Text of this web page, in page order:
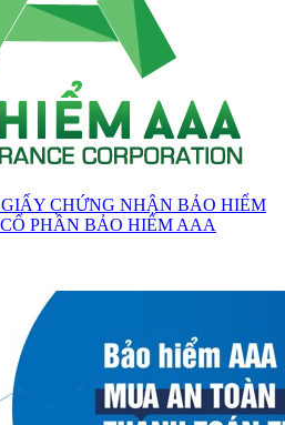
CHỨNG NHẬN BẢO HIỂM
PHẦN BẢO HIỂM AAA